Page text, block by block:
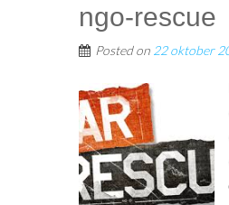
ngo-rescue
Posted on 22 oktober